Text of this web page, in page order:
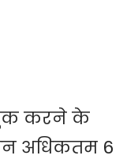
बुक करने के
अधिकतम 6